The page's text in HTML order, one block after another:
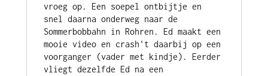
vroeg op. Een soepel ontbijtje en
snel daarna onderweg naar de
Sommerbobbahn in Rohren. Ed maakt een
mooie video en crash't daarbij op een
voorganger (vader met kindje). Eerder
vliegt dezelfde Ed na een